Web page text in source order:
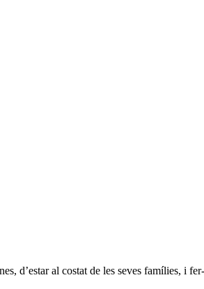
d’estar al costat de les seves famílies, i